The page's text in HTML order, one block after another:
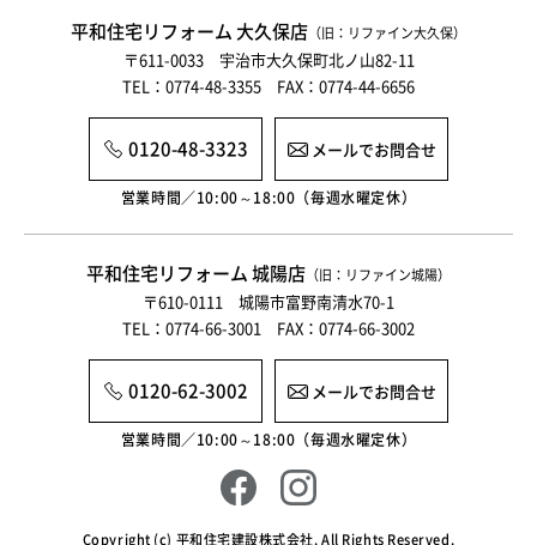
平和住宅リフォーム 大久保店 （旧：リファイン大久保）
〒611-0033 宇治市大久保町北ノ山82-11
TEL：0774-48-3355 FAX：0774-44-6656
0120-48-3323 メールでお問合せ
営業時間／10:00～18:00（毎週水曜定休）
平和住宅リフォーム 城陽店 （旧：リファイン城陽）
〒610-0111 城陽市富野南清水70-1
TEL：0774-66-3001 FAX：0774-66-3002
0120-62-3002 メールでお問合せ
営業時間／10:00～18:00（毎週水曜定休）
Copyright (c) 平和住宅建設株式会社. All Rights Reserved.